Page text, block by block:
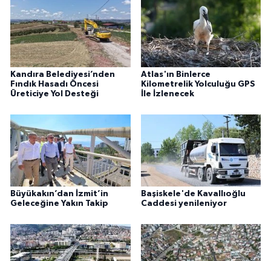
Kandıra Belediyesi’nden
Fındık Hasadı Öncesi
Üreticiye Yol Desteği
Atlas'ın Binlerce
Kilometrelik Yolculuğu GPS
İle İzlenecek
Büyükakın’dan İzmit’in
Geleceğine Yakın Takip
Başiskele'de Kavallıoğlu
Caddesi yenileniyor